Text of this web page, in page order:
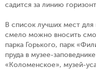
садится за линию
В список лучших мест для
смело можно вносить
парка Горького, парк
пруда в музее-
«Коломенское», музей-